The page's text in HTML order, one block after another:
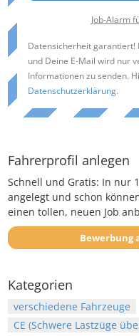
Job-Alarm
Datensicherheit garantiert!
und Deine E-Mail wird nur
Informationen zu senden.
Datenschutzerklärung.
Fahrerprofil anlegen
Schnell und Gratis: In nur
angelegt und schon
einen tollen, neuen Job
Kategorien
verschiedene Fahrzeuge
CE (Schwere Lastzüge